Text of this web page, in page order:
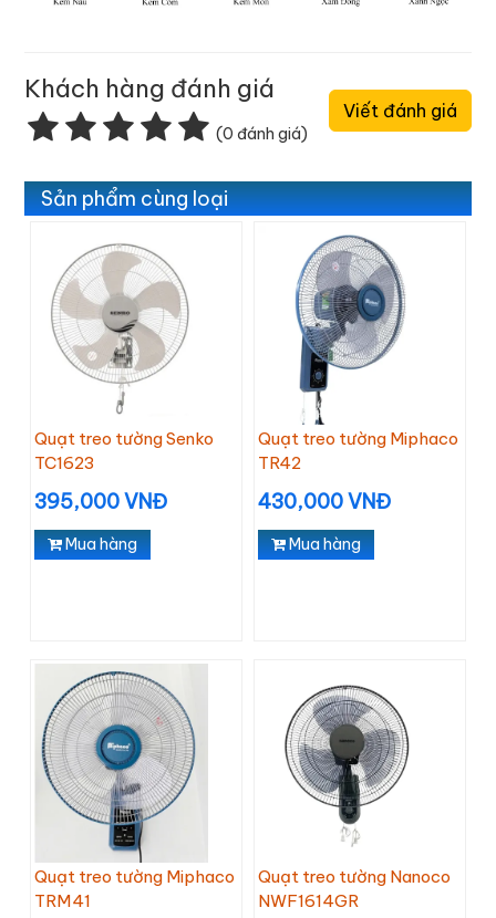
Khách hàng đánh giá
(0 đánh giá)
Viết đánh giá
Sản phẩm cùng loại
Quạt treo tường Senko
TC1623
395,000 VNĐ
Mua hàng
Quạt treo tường Miphaco
TR42
430,000 VNĐ
Mua hàng
Quạt treo tường Miphaco
TRM41
Quạt treo tường Nanoco
NWF1614GR